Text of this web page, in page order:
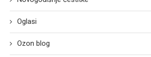
Oglasi
Ozon blog